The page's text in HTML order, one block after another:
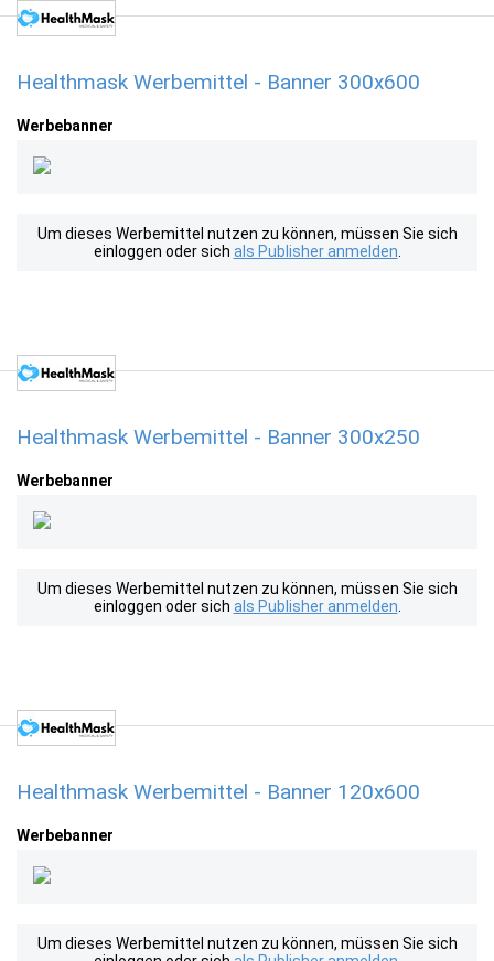
Healthmask Werbemittel - Banner 300x600
Werbebanner
Um dieses Werbemittel nutzen zu können, müssen Sie sich
einloggen oder sich als Publisher anmelden
Healthmask Werbemittel - Banner 300x250
Werbebanner
Um dieses Werbemittel nutzen zu können, müssen Sie sich
einloggen oder sich als Publisher anmelden
Healthmask Werbemittel - Banner 120x600
Werbebanner
Um dieses Werbemittel nutzen zu können, müssen Sie sich